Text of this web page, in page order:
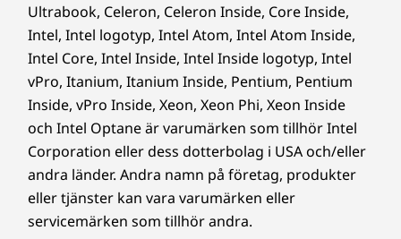
Personlig visning, justerbara kontroller
Utforska en helt ny nivå av kontroll med vår
intuitiva pekskärm som tillval och interagera
fritt medan du är på IdeaCentre AIO Gen 9. Du
får helt naturlig navigering när du väljer, drar
och klickar. Inga styva rörelser, gångjärnet kan
även lutas från -5° till 15°, vilket justeras till alla
höjder och ställningar för ökad komfort och
anpassning.
Ultrabook, Celeron, Celeron Inside, Core Inside,
Intel, Intel logotyp, Intel Atom, Intel Atom Inside,
Intel Core, Intel Inside, Intel Inside logotyp, Intel
vPro, Itanium, Itanium Inside, Pentium, Pentium
Inside, vPro Inside, Xeon, Xeon Phi, Xeon Inside
och Intel Optane är varumärken som tillhör Intel
Corporation eller dess dotterbolag i USA och/eller
andra länder. Andra namn på företag, produkter
eller tjänster kan vara varumärken eller
servicemärken som tillhör andra.